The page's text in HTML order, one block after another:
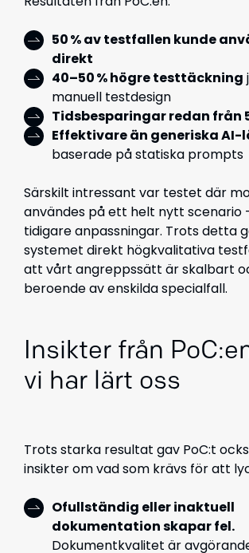
50 % av testfallen kunde
direkt
40–50 % högre testtäckning
manuell testdesign
Tidsbesparingar redan från
Effektivare än generiska AI-
baserade på statiska prompts
Särskilt intressant var testet där
användes på ett helt nytt scenario
tidigare anpassningar. Trots detta
systemet direkt högkvalitativa
att vårt angreppssätt är skalbart
beroende av enskilda specialfall.
Insikter från
vi har lärt oss
Trots starka resultat gav PoC:t
insikter om vad som krävs för att
Ofullständig eller inaktuell
dokumentation skapar fel.
Dokumentkvalitet är